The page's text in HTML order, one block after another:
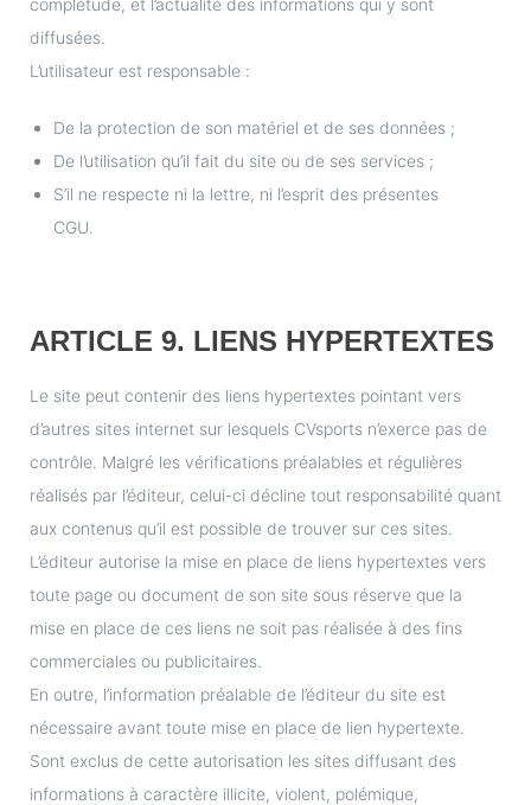
complétude, et l’actualité des informations qui y sont
diffusées.
L’utilisateur est responsable :
De la protection de son matériel et de ses données ;
De l’utilisation qu’il fait du site ou de ses services ;
S’il ne respecte ni la lettre, ni l’esprit des présentes
CGU.
ARTICLE 9. LIENS HYPERTEXTES
Le site peut contenir des liens hypertextes pointant vers
d’autres sites internet sur lesquels CVsports n’exerce pas de
contrôle. Malgré les vérifications préalables et régulières
réalisés par l’éditeur, celui-ci décline tout responsabilité quant
aux contenus qu’il est possible de trouver sur ces sites.
L’éditeur autorise la mise en place de liens hypertextes vers
toute page ou document de son site sous réserve que la
mise en place de ces liens ne soit pas réalisée à des fins
commerciales ou publicitaires.
En outre, l’information préalable de l’éditeur du site est
nécessaire avant toute mise en place de lien hypertexte.
Sont exclus de cette autorisation les sites diffusant des
informations à caractère illicite, violent, polémique,